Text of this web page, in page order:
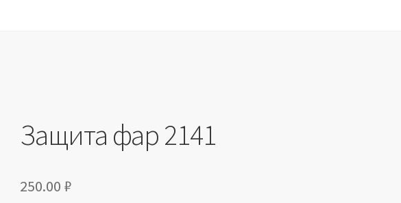
Защита фар 2141
250.00 ₽